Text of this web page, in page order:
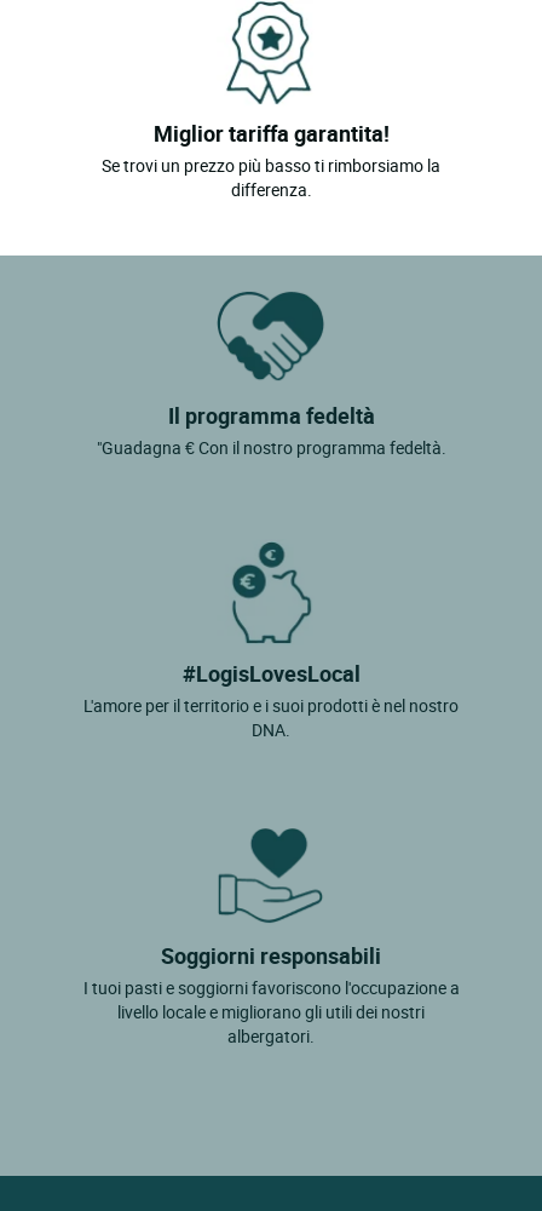
Miglior tariffa garantita!
Se trovi un prezzo più basso ti rimborsiamo la
differenza.
Il programma fedeltà
"Guadagna € Con il nostro programma fedeltà.
#LogisLovesLocal
L'amore per il territorio e i suoi prodotti è nel nostro
DNA.
Soggiorni responsabili
I tuoi pasti e soggiorni favoriscono l'occupazione a
livello locale e migliorano gli utili dei nostri
albergatori.